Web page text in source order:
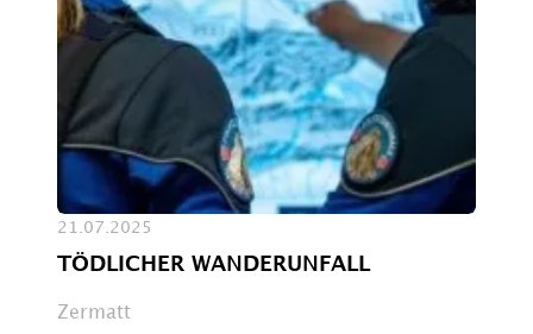
21.07.2025
TÖDLICHER WANDERUNFALL
Zermatt